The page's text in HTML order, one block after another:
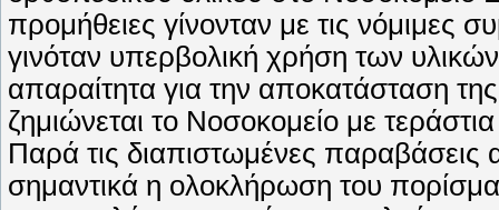
προμήθειες γίνονταν με τις νόμιμες
γινόταν υπερβολική χρήση των
απαραίτητα για την αποκατάσταση
ζημιώνεται το Νοσοκομείο με
Παρά τις διαπιστωμένες
σημαντικά η ολοκλήρωση του